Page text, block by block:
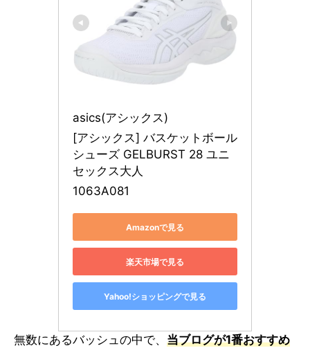
asics(アシックス)
[アシックス] バスケットボール
シューズ GELBURST 28 ユニ
セックス大人
1063A081
Amazonで見る
楽天市場で見る
Yahoo!ショッピングで見る
無数にあるバッシュの中で、 当ブログが1番おすすめ